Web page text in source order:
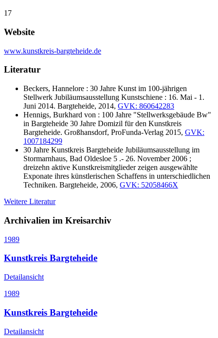
17
Website
www.kunstkreis-bargteheide.de
Literatur
Beckers, Hannelore : 30 Jahre Kunst im 100-jährigen
Stellwerk Jubiläumsausstellung Kunstschiene : 16. Mai - 1.
Juni 2014. Bargteheide, 2014, GVK: 860642283
Hennigs, Burkhard von : 100 Jahre "Stellwerksgebäude Bw"
in Bargteheide 30 Jahre Domizil für den Kunstkreis
Bargteheide. Großhansdorf, ProFunda-Verlag 2015, GVK:
1007184299
30 Jahre Kunstkreis Bargteheide Jubiläumsausstellung im
Stormarnhaus, Bad Oldesloe 5 .- 26. November 2006 ;
dreizehn aktive Kunstkreismitglieder zeigen ausgewählte
Exponate ihres künstlerischen Schaffens in unterschiedlichen
Techniken. Bargteheide, 2006, GVK: 52058466X
Weitere Literatur
Archivalien im Kreisarchiv
1989
Kunstkreis Bargteheide
Detailansicht
1989
Kunstkreis Bargteheide
Detailansicht